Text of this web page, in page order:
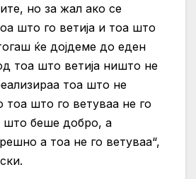
но за жал ако се
што го ветија и тоа што
ќе дојдеме до еден
тоа што ветија ништо не
тоа што не
тоа што го ветуваа не го
што беше добро, а
а тоа не го ветуваа“,